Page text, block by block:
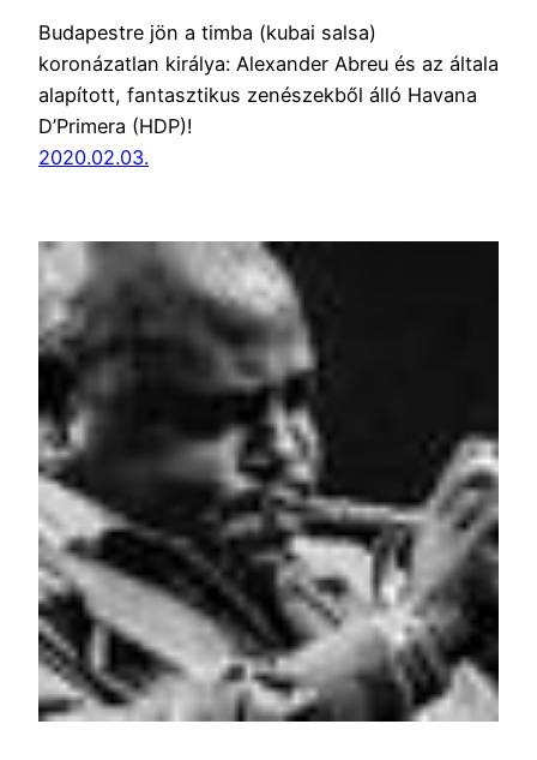
Budapestre jön a timba (kubai salsa)
koronázatlan királya: Alexander Abreu és az általa
alapított, fantasztikus zenészekből álló Havana
D’Primera (HDP)!
2020.02.03.